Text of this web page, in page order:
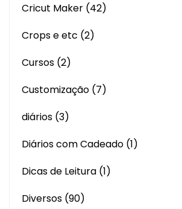
Cricut Maker (42)
Crops e etc (2)
Cursos (2)
Customização (7)
diários (3)
Diários com Cadeado (1)
Dicas de Leitura (1)
Diversos (90)